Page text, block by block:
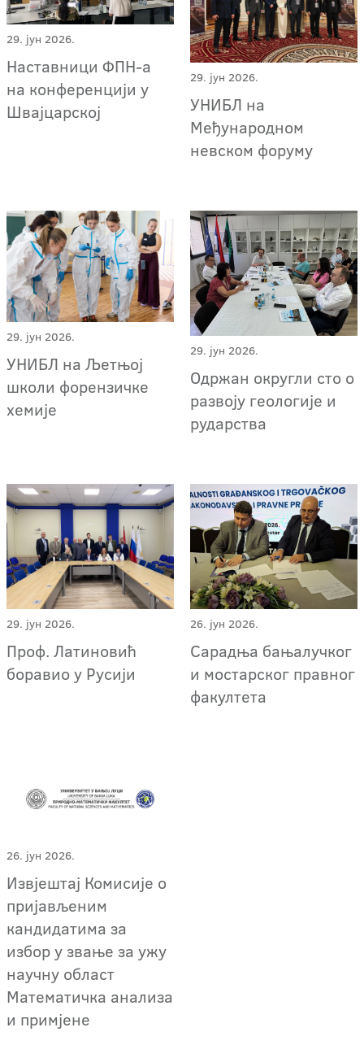
29. јун 2026.
Наставници ФПН-а
на конференцији у
Швајцарској
29. јун 2026.
УНИБЛ на
Међународном
невском форуму
29. јун 2026.
УНИБЛ на Љетњој
школи форензичке
хемије
29. јун 2026.
Одржан округли сто о
развоју геологије и
рударства
29. јун 2026.
Проф. Латиновић
боравио у Русији
26. јун 2026.
Сарадња бањалучког
и мостарског правног
факултета
26. јун 2026.
Извјештај Комисије о
пријављеним
кандидатима за
избор у звање за ужу
научну област
Математичка анализа
и примјене